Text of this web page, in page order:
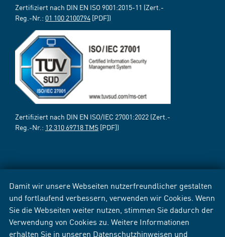
Damit wir unsere Webseiten nutzerfreundlicher gestalten
und fortlaufend verbessern, verwenden wir Cookies. Wenn
Sie die Webseiten weiter nutzen, stimmen Sie dadurch der
Verwendung von Cookies zu. Weitere Informationen
erhalten Sie in unseren Datenschutzhinweisen und
Zertifiziert nach DIN EN ISO 9001:2015-11 (Zert.-
Reg.-Nr.: 01 100 2100794 [PDF])
Zertifiziert nach DIN EN ISO/IEC 27001:2022 (Zert.-
Reg.-Nr.: 12 310 69718 TMS [PDF])